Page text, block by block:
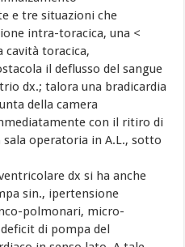
e tre situazioni che
intra-toracica, una <
cavità toracica,
il deflusso del sangue
dx.; talora una bradicardia
della camera
con il ritiro di
operatoria in A.L., sotto
dx si ha anche
sin., ipertensione
polmonari, micro-
di pompa del